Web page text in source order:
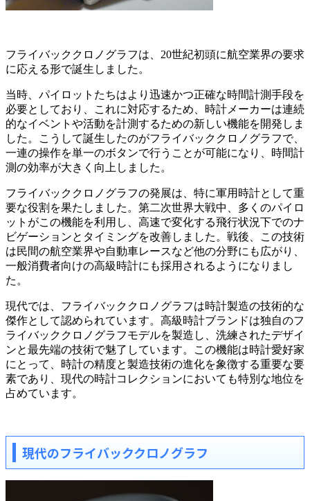
フライバッククロノグラフは、20世紀初頭に航空業界の要求
に応える形で誕生しました。
当時、パイロットたちはより迅速かつ正確な時間計測手段を
必要としており、これに対応するため、時計メーカーは連続
的なイベントや活動を計測するための新しい機能を開発しま
した。こうして誕生したのがフライバッククロノグラフで、
一連の操作を単一のボタンで行うことが可能になり、時間計
測の効率が大きく向上しました。
フライバッククロノグラフの発展は、特に軍用時計として重
要な役割を果たしました。第二次世界大戦中、多くのパイロ
ットがこの機能を利用し、高速で変化する飛行状況下でのナ
ビゲーションとタイミングを改善しました。戦後、この技術
は民間の航空業界や自動車レースなど他の分野にも広がり、
一般消費者向けの高級時計にも採用されるようになりまし
た。
現代では、フライバッククロノグラフは時計製造の技術的な
傑作として認められています。高級時計ブランドは独自のフ
ライバッククロノグラフモデルを製造し、洗練されたデザイ
ンと最先端の技術で魅了しています。この機能は時計愛好家
にとって、時計の精度と製造技術の進化を象徴する重要な要
素であり、現代の時計コレクションにおいても特別な地位を
占めています。
現代のフライバッククロノグラフ